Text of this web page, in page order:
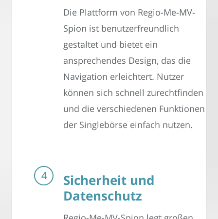
Die Plattform von Regio-Me-MV-
Spion ist benutzerfreundlich
gestaltet und bietet ein
ansprechendes Design, das die
Navigation erleichtert. Nutzer
können sich schnell zurechtfinden
und die verschiedenen Funktionen
der Singlebörse einfach nutzen.
Sicherheit und
Datenschutz